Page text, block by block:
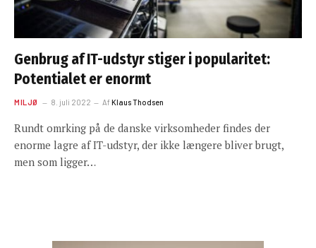
Genbrug af IT-udstyr stiger i popularitet:
Potentialet er enormt
MILJØ 8. juli 2022 AfKlaus Thodsen
Rundt omrking på de danske virksomheder findes der
enorme lagre af IT-udstyr, der ikke længere bliver brugt,
men som ligger…